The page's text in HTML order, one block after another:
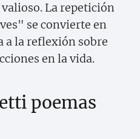
La repetición
se convierte en
a la reflexión sobre
en la vida.
poemas